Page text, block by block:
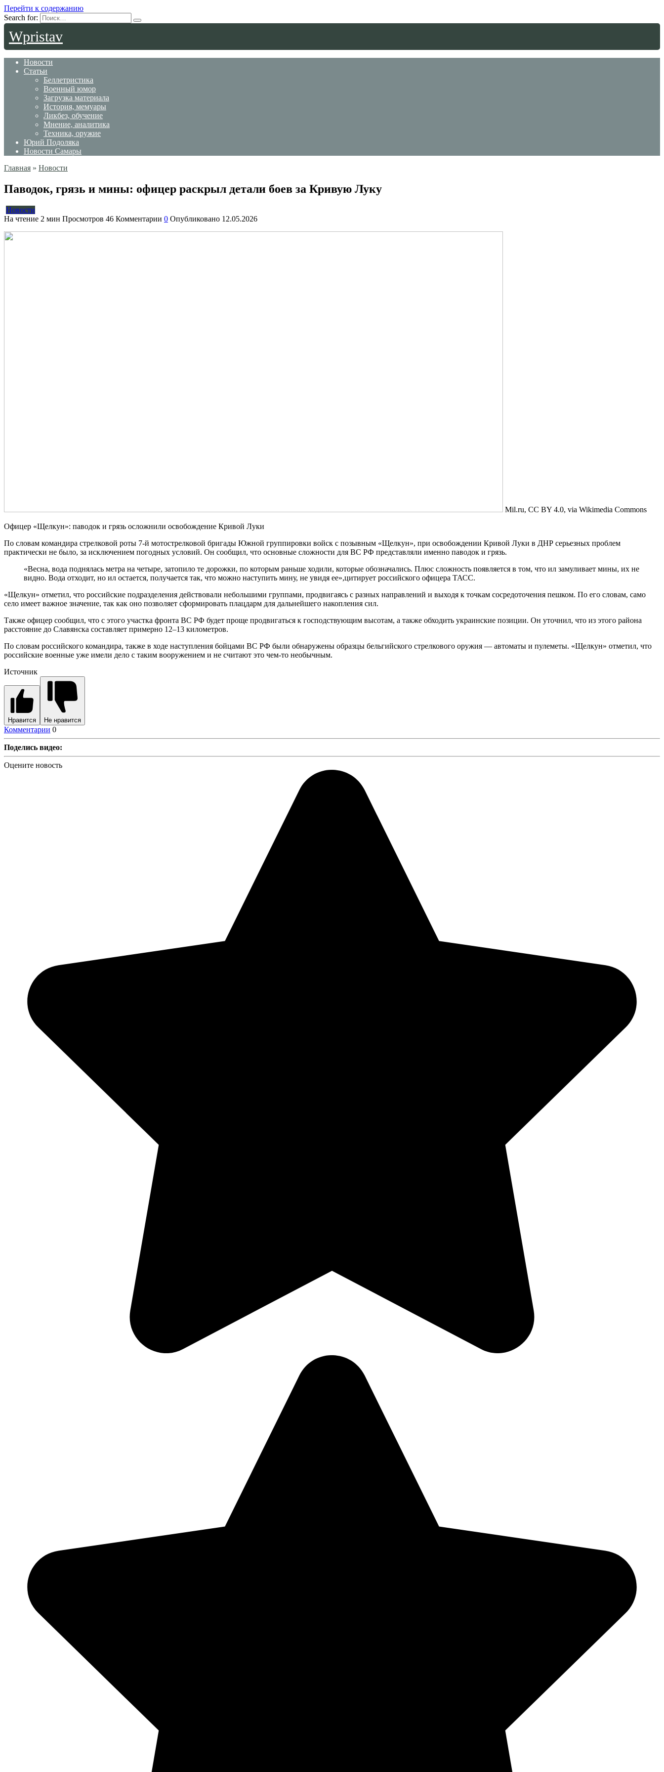
Перейти к содержанию
Search for:
Wpristav
Новости
Статьи
Беллетристика
Военный юмор
Загрузка материала
История, мемуары
Ликбез, обучение
Мнение, аналитика
Техника, оружие
Юрий Подоляка
Новости Самары
Главная » Новости
Паводок, грязь и мины: офицер раскрыл детали боев за Кривую Луку
Новости
На чтение 2 мин Просмотров 46 Комментарии 0 Опубликовано 12.05.2026
Mil.ru, CC BY 4.0, via Wikimedia Commons
Офицер «Щелкун»: паводок и грязь осложнили освобождение Кривой Луки
По словам командира стрелковой роты 7-й мотострелковой бригады Южной группировки войск с позывным «Щелкун», при освобождении Кривой Луки в ДНР серьезных проблем
практически не было, за исключением погодных условий. Он сообщил, что основные сложности для ВС РФ представляли именно паводок и грязь.
«Весна, вода поднялась метра на четыре, затопило те дорожки, по которым раньше ходили, которые обозначались. Плюс сложность появляется в том, что ил замуливает мины, их не
видно. Вода отходит, но ил остается, получается так, что можно наступить мину, не увидя ее»,цитирует российского офицера ТАСС.
«Щелкун» отметил, что российские подразделения действовали небольшими группами, продвигаясь с разных направлений и выходя к точкам сосредоточения пешком. По его словам, само
село имеет важное значение, так как оно позволяет сформировать плацдарм для дальнейшего накопления сил.
Также офицер сообщил, что с этого участка фронта ВС РФ будет проще продвигаться к господствующим высотам, а также обходить украинские позиции. Он уточнил, что из этого района
расстояние до Славянска составляет примерно 12–13 километров.
По словам российского командира, также в ходе наступления бойцами ВС РФ были обнаружены образцы бельгийского стрелкового оружия — автоматы и пулеметы. «Щелкун» отметил, что
российские военные уже имели дело с таким вооружением и не считают это чем-то необычным.
Источник
Нравится Не нравится
Комментарии 0
Поделись видео:
Оцените новость